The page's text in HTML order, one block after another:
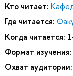
Кто читает:
Где читается:
Когда читается:
Формат изучения:
Охват аудитории: